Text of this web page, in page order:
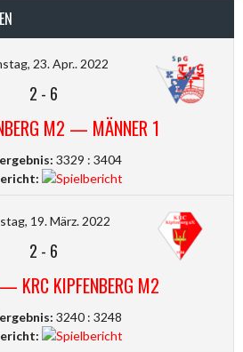
23. Apr.. 2022
2 - 6
M2 — MÄNNER 1
3329 : 3404
19. März. 2022
2 - 6
KRC KIPFENBERG M2
3240 : 3248